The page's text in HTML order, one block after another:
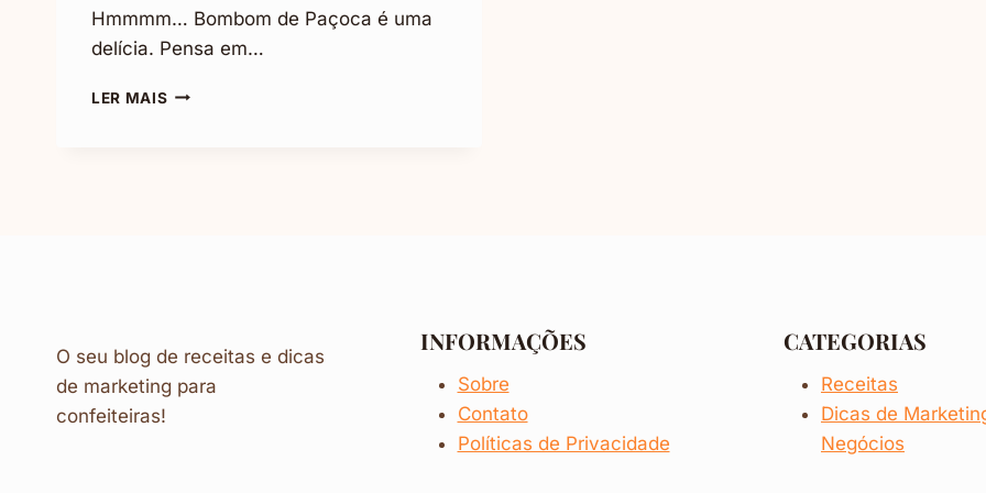
Hmmmm… Bombom de Paçoca é uma
delícia. Pensa em…
LER MAISBOMBOM
O seu blog de receitas e dicas
de marketing para
confeiteiras!
INFORMAÇÕES
Sobre
Contato
Políticas de Privacidade
CATEGORIAS
Receitas
Dicas de
Negócios